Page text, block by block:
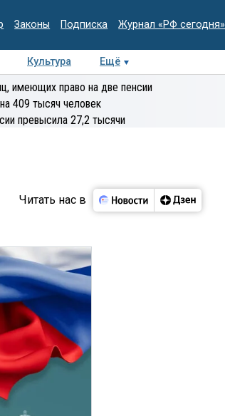
Законы Подписка Журнал «РФ сегодня»
Культура Ещё
Колумнисты
Деловая
имеющих право на две пенсии
409 тысяч человек
превысила 27,2 тысячи
Читать нас в